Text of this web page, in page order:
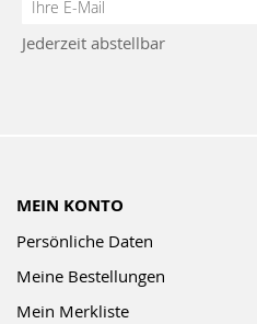
Newsletter:
Jederzeit abstellbar
MEIN KONTO
Persönliche Daten
Meine Bestellungen
Mein Merkliste